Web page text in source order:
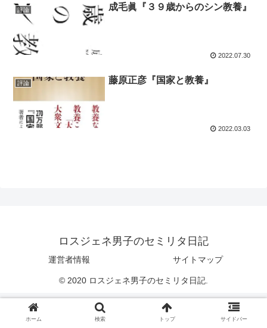
評論 成毛眞『３９歳からのシン教養』
2022.07.30
評論 藤原正彦『国家と教養』
2022.03.03
ロスジェネ男子のセミリタ日記
運営者情報 サイトマップ
© 2020 ロスジェネ男子のセミリタ日記.
ホーム 検索 トップ サイドバー